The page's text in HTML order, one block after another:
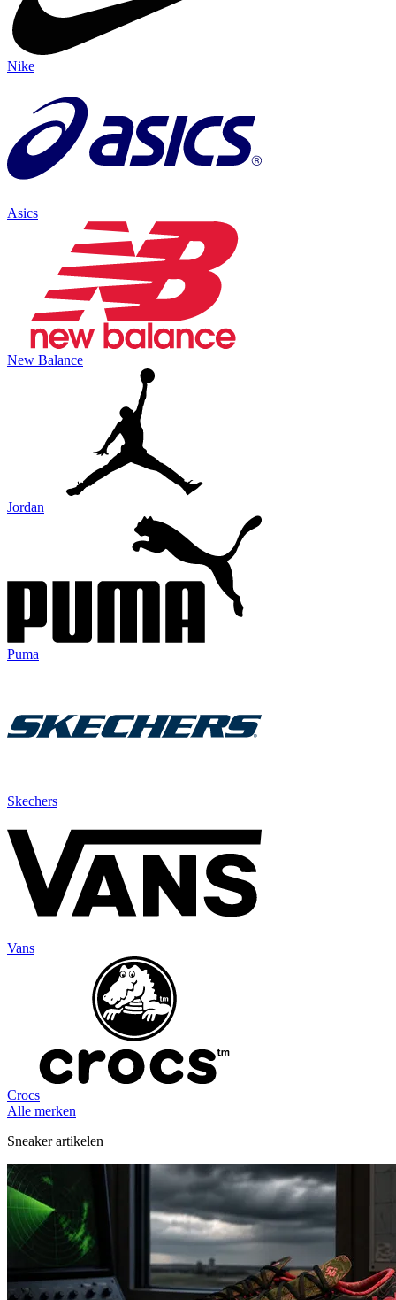
Nike
Asics
New Balance
Jordan
Puma
Skechers
Vans
Crocs
Alle merken
Sneaker artikelen